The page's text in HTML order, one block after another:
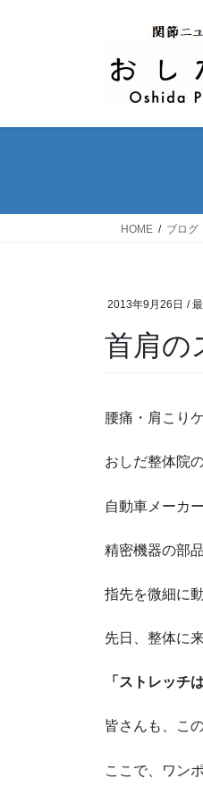
HOME ブログ
2013年9月26日 /
首肩の
腰痛・肩こり
おしだ整体院
自動車メーカ
精密機器の部
指先を微細に
先日、整体に
「ストレッチ
皆さんも、こ
ここで、ワン